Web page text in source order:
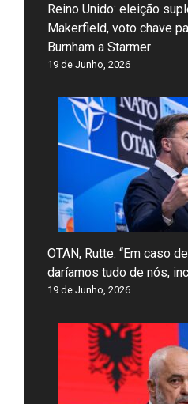
Reino Unido: eleição
Makerfield, voto chave
Burnham a Starmer
19 de Junho, 2026
OTAN, Rutte: “Em caso
daríamos tudo de nós,
19 de Junho, 2026